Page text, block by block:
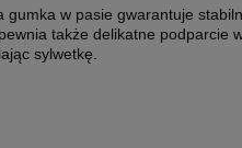
gumka w pasie gwarantuje
także delikatne podparcie
sylwetkę.